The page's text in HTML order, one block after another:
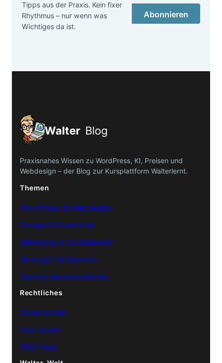
Tipps aus der Praxis. Kein fixer
Rhythmus – nur wenn was
Wichtiges da ist.
Abonnieren
Walter Blog
Praxisnahes Wissen zu WordPress, KI, Preisen und
Webdesign – der Blog zur Kursplattform Walterlernt.
Themen
WordPress & Webdesign
Design & Kreativität
Marketing & Sichtbarkeit
Strategie & Business
Texte & Kommunikation
Rechtliches
Datenschutz
Impressum
RSS-Feed